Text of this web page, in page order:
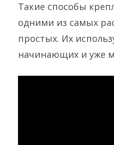
Такие способы
одними из самых
простых. Их
начинающих и уже